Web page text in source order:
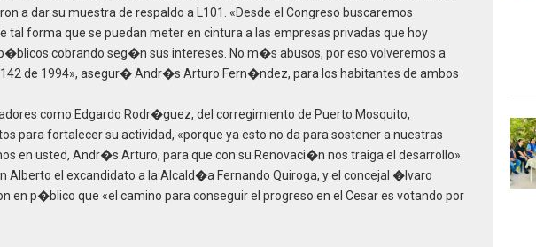
a dar su muestra de respaldo a L101. «Desde el Congreso buscaremos
tal forma que se puedan meter en cintura a las empresas privadas que hoy
cobrando seg�n sus intereses. No m�s abusos, por eso volveremos a
de 1994», asegur� Andr�s Arturo Fern�ndez, para los habitantes de ambos
como Edgardo Rodr�guez, del corregimiento de Puerto Mosquito,
para fortalecer su actividad, «porque ya esto no da para sostener a nuestras
en usted, Andr�s Arturo, para que con su Renovaci�n nos traiga el desarrollo».
Alberto el excandidato a la Alcald�a Fernando Quiroga, y el concejal �lvaro
en p�blico que «el camino para conseguir el progreso en el Cesar es votando por